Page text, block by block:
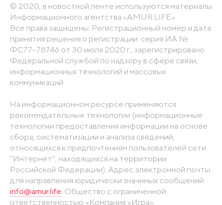
© 2020, в новостной ленте используются материалы
Информационного агентства «AMUR.LIFE».
Все права защищены. Регистрационный номер и дата
принятия решения о регистрации: серия ИА №
ФС77-78746 от 30 июля 2020 г., зарегистрировано
Федеральной службой по надзору в сфере связи,
информационных технологий и массовых
коммуникаций
На информационном ресурсе применяются
рекомендательные технологии (информационные
технологии предоставления информации на основе
сбора, систематизации и анализа сведений,
относящихся к предпочтениям пользователей сети
"Интернет", находящихся на территории
Российской Федерации). Адрес электронной почты
для направления юридически значимых сообщений:
info@amur.life . Общество с ограниченной
ответственностью «Компания «Игра».